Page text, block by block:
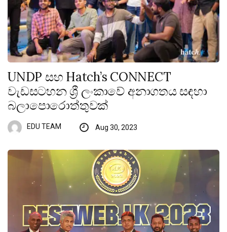
UNDP සහ Hatch’s CONNECT
වැඩසටහන ශ්‍රී ලංකාවේ අනාගතය සඳහා
බලාපොරොත්තුවක්
EDU TEAM Aug 30, 2023